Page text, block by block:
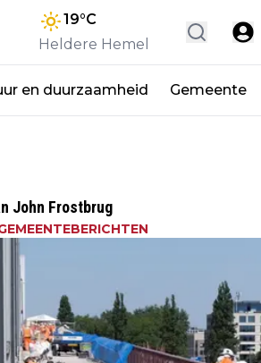
19°C
Heldere Hemel
en duurzaamheid Gemeente
John Frostbrug